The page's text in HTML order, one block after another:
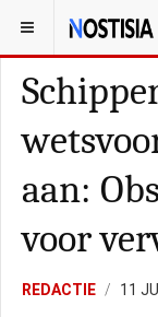
YOU ARE HERE:
aan:
voor
REDACTIE 11